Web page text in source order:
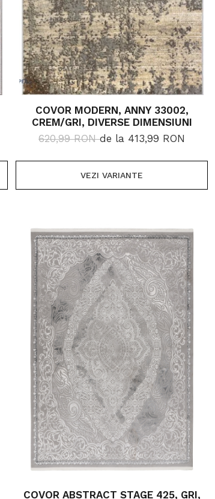
COVOR MODERN, ANNY 33002,
CREM/GRI, DIVERSE DIMENSIUNI
620,99 RONde la 413,99 RON
VEZI VARIANTE
COVOR ABSTRACT STAGE 425, GRI,